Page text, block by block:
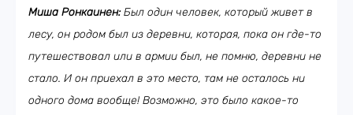
Миша Ронкаинен:Был один человек, который живет в
лесу, он родом был из деревни, которая, пока он где-то
путешествовал или в армии был, не помню, деревни не
стало. И он приехал в это место, там не осталось ни
одного дома вообще! Возможно, это было какое-то